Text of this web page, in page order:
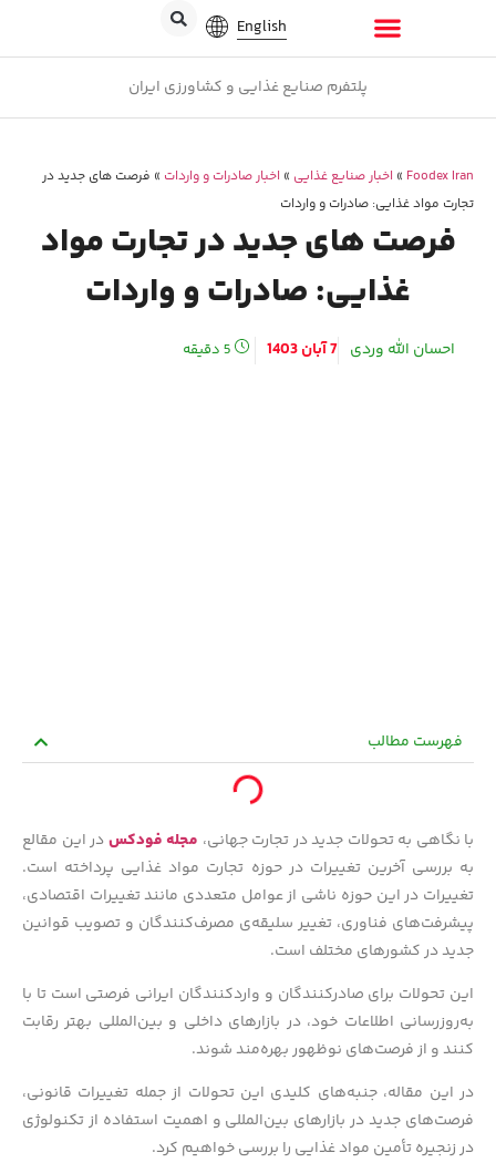
English
پلتفرم صنایع غذایی و کشاورزی ایران
Foodex Iran
»اخبار صنایع غذایی»اخبار صادرات و واردات»فرصت های جدید در
تجارت مواد غذایی: صادرات و واردات
فرصت های جدید در تجارت مواد
غذایی: صادرات و واردات
احسان الله وردی 7 آبان 1403 5دقیقه
فهرست مطالب
با نگاهی به تحولات جدید در تجارت جهانی،مجله فودکسدر این مقالع
به بررسی آخرین تغییرات در حوزه تجارت مواد غذایی پرداخته است.
تغییرات در این حوزه ناشی از عوامل متعددی مانند تغییرات اقتصادی،
پیشرفت‌های فناوری، تغییر سلیقه‌ی مصرف‌کنندگان و تصویب قوانین
جدید در کشورهای مختلف است.
این تحولات برای صادرکنندگان و واردکنندگان ایرانی فرصتی است تا با
به‌روزرسانی اطلاعات خود، در بازارهای داخلی و بین‌المللی بهتر رقابت
کنند و از فرصت‌های نوظهور بهره‌مند شوند.
در این مقاله، جنبه‌های کلیدی این تحولات از جمله تغییرات قانونی،
فرصت‌های جدید در بازارهای بین‌المللی و اهمیت استفاده از تکنولوژی
در زنجیره تأمین مواد غذایی را بررسی خواهیم کرد.